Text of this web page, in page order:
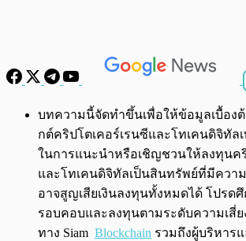
พร้อมเล่น
บทความนี้จัดทำขึ้นเพื่อให้ข้อมูลเบื้องต้
กต์คริปโตเคอร์เรนซีและโทเคนดิจิทัล
ในการแนะนำหรือเชิญชวนให้ลงทุนค
และโทเคนดิจิทัลเป็นสินทรัพย์ที่มีความ
อาจสูญเสียเงินลงทุนทั้งหมดได้ โปรด
รอบคอบและลงทุนตามระดับความเสี่
ทาง Siam Blockchain รวมถึงผู้บริหาร